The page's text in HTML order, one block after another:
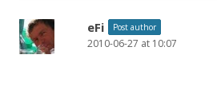
eFi Post author
2010-06-27 at 10:07